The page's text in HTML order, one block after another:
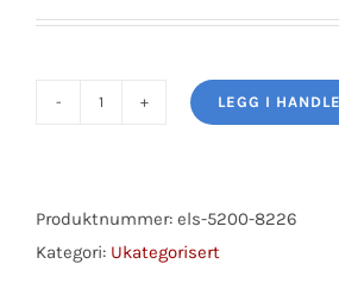
antall
LEGG I
Produktnummer: els-5200-8226
Kategori: Ukategorisert